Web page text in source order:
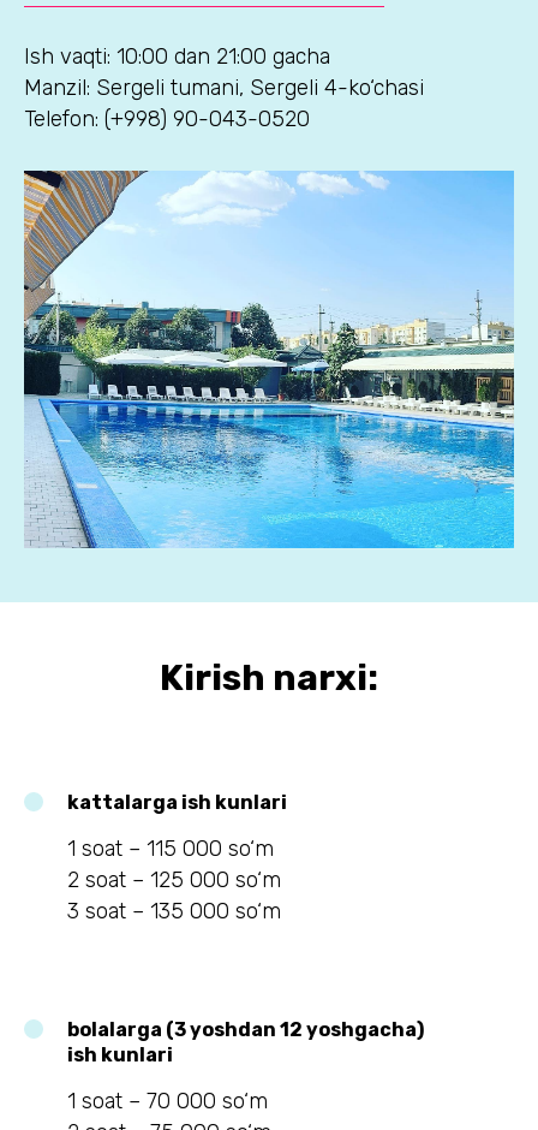
Ish vaqti: 10:00 dan 21:00 gacha
Manzil: Sergeli tumani, Sergeli 4-ko‘chasi
Telefon: (+998) 90-043-0520
Kirish narxi:
kattalarga ish kunlari
1 soat – 115 000 so‘m
2 soat – 125 000 so‘m
3 soat – 135 000 so‘m
bolalarga (3 yoshdan 12 yoshgacha)
ish kunlari
1 soat – 70 000 so‘m